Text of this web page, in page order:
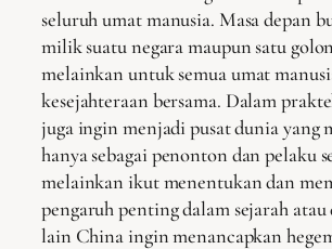
seluruh umat manusia. Masa depan
milik suatu negara maupun satu
melainkan untuk semua umat
kesejahteraan bersama. Dalam
juga ingin menjadi pusat dunia yang
hanya sebagai penonton dan pelaku
melainkan ikut menentukan dan
pengaruh penting dalam sejarah atau
lain China ingin menancapkan